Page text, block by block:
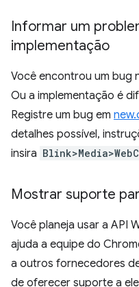
Informar um
implementação
Você encontrou um bug
Ou a implementação é
Registre um bug em
detalhes possível,
insira
Mostrar suporte
Você planeja usar a API
ajuda a equipe do
a outros fornecedores
de oferecer suporte a